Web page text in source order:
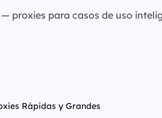
— proxies para casos de uso
Rápidas y Grandes